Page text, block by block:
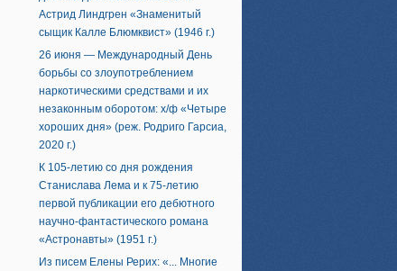
Астрид Линдгрен «Знаменитый
сыщик Калле Блюмквист» (1946 г.)
26 июня — Международный День
борьбы со злоупотреблением
наркотическими средствами и их
незаконным оборотом: х/ф «Четыре
хороших дня» (реж. Родриго Гарсиа,
2020 г.)
К 105-летию со дня рождения
Станислава Лема и к 75-летию
первой публикации его дебютного
научно-фантастического романа
«Астронавты» (1951 г.)
Из писем Елены Рерих: «... Многие